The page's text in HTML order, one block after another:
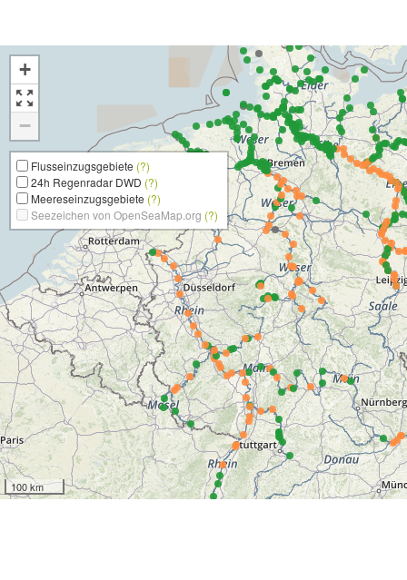
+
−
Flusseinzugsgebiete (?)
24h Regenradar DWD (?)
Meereseinzugsgebiete (?)
Seezeichen von OpenSeaMap.org (?)
100 km